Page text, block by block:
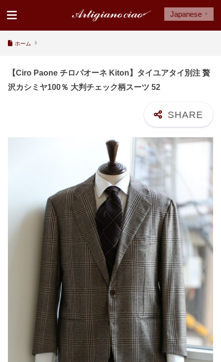
ホーム
【Ciro Paone チロパオーネ Kiton】タイユアタイ別注 贅
沢カシミヤ100％ 大判チェック柄スーツ 52
Japanese ▼